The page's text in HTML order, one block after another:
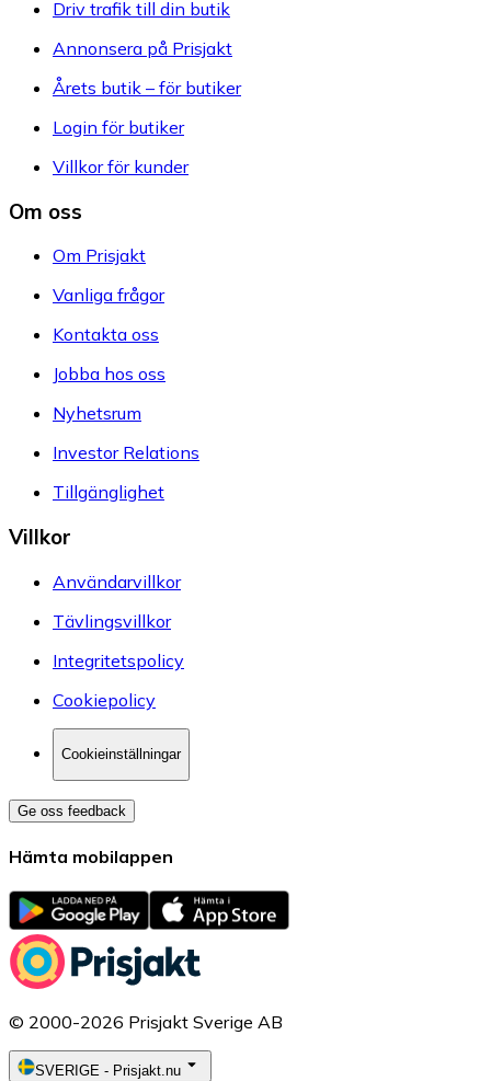
Driv trafik till din butik
Annonsera på Prisjakt
Årets butik – för butiker
Login för butiker
Villkor för kunder
Om oss
Om Prisjakt
Vanliga frågor
Kontakta oss
Jobba hos oss
Nyhetsrum
Investor Relations
Tillgänglighet
Villkor
Användarvillkor
Tävlingsvillkor
Integritetspolicy
Cookiepolicy
Cookieinställningar
Ge oss feedback
Hämta mobilappen
© 2000-2026 Prisjakt Sverige AB
SVERIGE - Prisjakt.nu